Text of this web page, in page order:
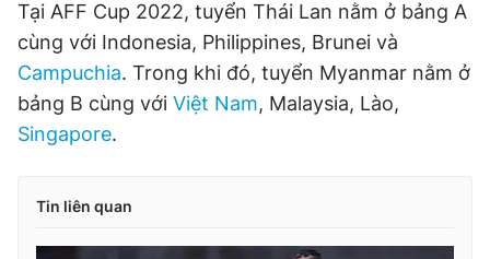
Tại AFF Cup 2022, tuyển Thái Lan nằm ở bảng A
cùng với Indonesia, Philippines, Brunei và
Campuchia. Trong khi đó, tuyển Myanmar nằm ở
bảng B cùng với Việt Nam, Malaysia, Lào,
Singapore.
Tin liên quan